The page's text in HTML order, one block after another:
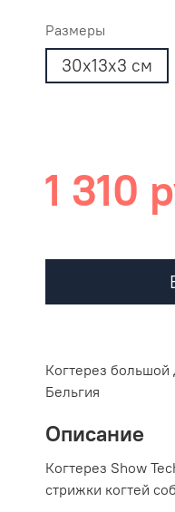
Размеры
30х13х3 см
1 310
Когтерез большой
Бельгия
Описание
Когтерез Show
стрижки когтей